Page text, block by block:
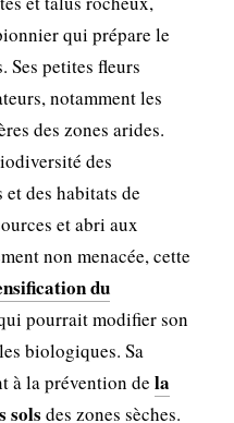
qui prépare le
Ses petites fleurs
notamment les
des zones arides.
des
des habitats de
et abri aux
non menacée, cette
du
pourrait modifier son
biologiques. Sa
à la prévention de la
sols des zones sèches.